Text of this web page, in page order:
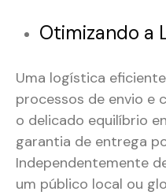
Otimizando a
Uma logística
processos de envio e
o delicado equilíbrio
garantia de entrega
Independentemente
um público local ou